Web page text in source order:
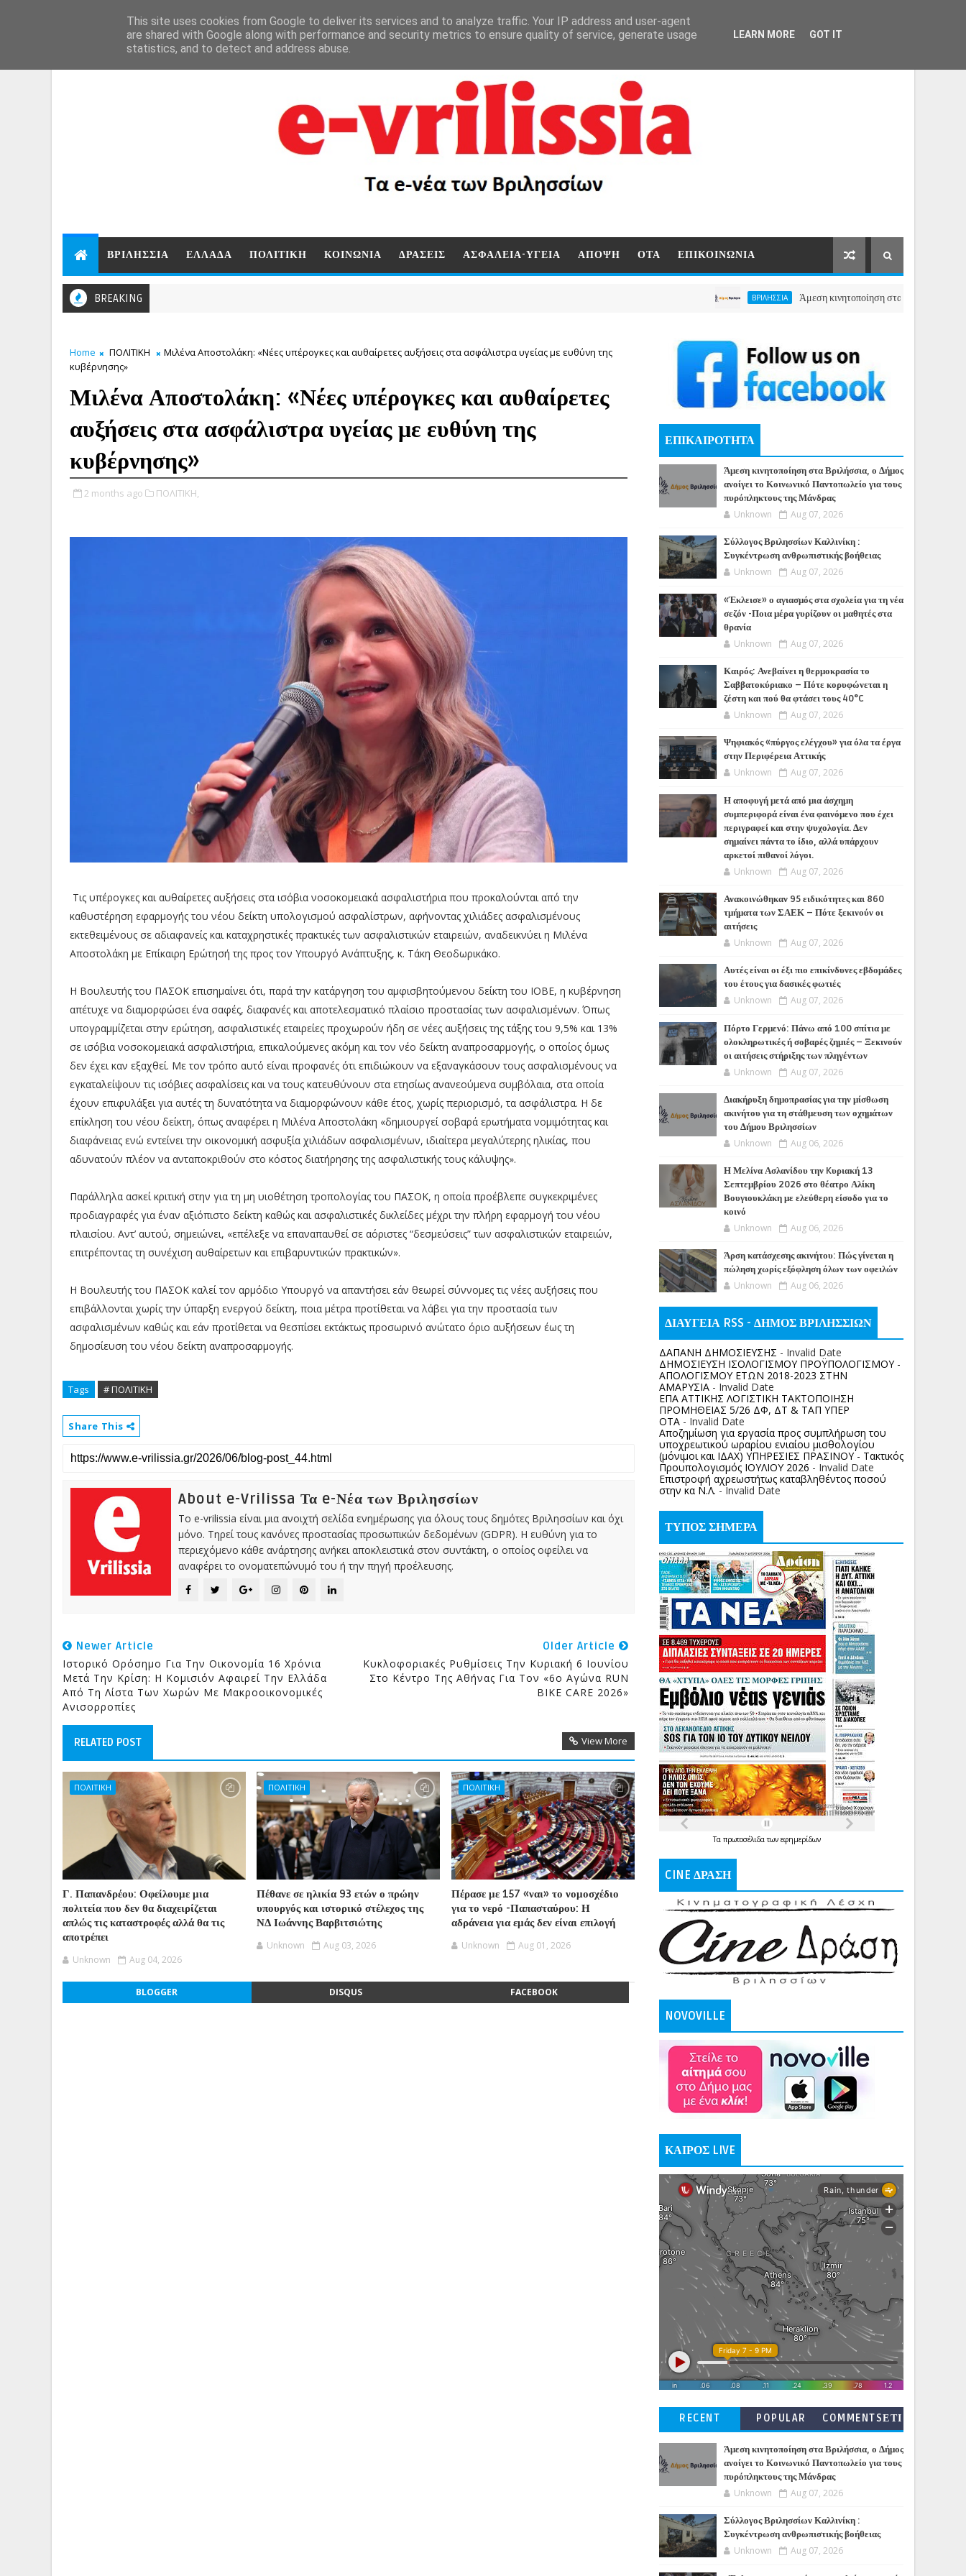
ΒΡΙΛΗΣΣΙΑ ΕΛΛΑΔΑ ΠΟΛΙΤΙΚΗ ΚΟΙΝΩΝΙΑ ΔΡΑΣΕΙΣ ΑΣΦΑΛΕΙΑ-ΥΓΕΙΑ ΑΠΟΨΗ ΟΤΑ ΕΠΙΚΟΙΝΩΝΙΑ
BREAKING ΒΡΙΛΗΣΣΙΑ Άμεση κινητοποίηση στα Βριλήσσια, ο Δήμος
Home ΠΟΛΙΤΙΚΗ
Μιλένα Αποστολάκη: «Νέες υπέρογκες και αυθαίρετες αυξήσεις στα ασφάλιστρα υγείας με ευθύνη της
κυβέρνησης»
Μιλένα Αποστολάκη: «Νέες υπέρογκες και αυθαίρετες
αυξήσεις στα ασφάλιστρα υγείας με ευθύνη της
κυβέρνησης»
2 months ago ΠΟΛΙΤΙΚΗ,
Τις υπέρογκες και αυθαίρετες αυξήσεις στα ισόβια νοσοκομειακά ασφαλιστήρια που προκαλούνται από την
καθυστέρηση εφαρμογής του νέου δείκτη υπολογισμού ασφαλίστρων, αφήνοντας χιλιάδες ασφαλισμένους
εκτεθειμένους σε αδιαφανείς και καταχρηστικές πρακτικές των ασφαλιστικών εταιρειών, αναδεικνύει η Μιλένα
Αποστολάκη με Επίκαιρη Ερώτησή της προς τον Υπουργό Ανάπτυξης, κ. Τάκη Θεοδωρικάκο.
Η Βουλευτής του ΠΑΣΟΚ επισημαίνει ότι, παρά την κατάργηση του αμφισβητούμενου δείκτη του ΙΟΒΕ, η κυβέρνηση
απέτυχε να διαμορφώσει ένα σαφές, διαφανές και αποτελεσματικό πλαίσιο προστασίας των ασφαλισμένων. Όπως
υπογραμμίζεται στην ερώτηση, ασφαλιστικές εταιρείες προχωρούν ήδη σε νέες αυξήσεις της τάξης του 9,5% και 13%
σε ισόβια νοσοκομειακά ασφαλιστήρια, επικαλούμενες ακόμη και τον νέο δείκτη αναπροσαρμογής, ο οποίος όμως
δεν έχει καν εξαχθεί. Με τον τρόπο αυτό είναι προφανές ότι επιδιώκουν να εξαναγκάσουν τους ασφαλισμένους να
εγκαταλείψουν τις ισόβιες ασφαλίσεις και να τους κατευθύνουν στα ετησίως ανανεούμενα συμβόλαια, στα οποία
έχουν επιφυλάξει για αυτές τη δυνατότητα να διαμορφώνουν κάθε έτος, χωρίς περιορισμό, τα ασφάλιστρα. Η δε
επίκληση του νέου δείκτη, όπως αναφέρει η Μιλένα Αποστολάκη «δημιουργεί σοβαρά ερωτήματα νομιμότητας και
διαφάνειας ενώ εντείνει την οικονομική ασφυξία χιλιάδων ασφαλισμένων, ιδιαίτερα μεγαλύτερης ηλικίας, που
αδυνατούν πλέον να ανταποκριθούν στο κόστος διατήρησης της ασφαλιστικής τους κάλυψης».
Παράλληλα ασκεί κριτική στην για τη μη υιοθέτηση τροπολογίας του ΠΑΣΟΚ, η οποία προέβλεπε συγκεκριμένες
προδιαγραφές για έναν αξιόπιστο δείκτη καθώς και ασφαλιστικές δικλείδες μέχρι την πλήρη εφαρμογή του νέου
πλαισίου. Αντ’ αυτού, σημειώνει, «επέλεξε να επαναπαυθεί σε αόριστες “δεσμεύσεις” των ασφαλιστικών εταιρειών,
επιτρέποντας τη συνέχιση αυθαίρετων και επιβαρυντικών πρακτικών».
Η Βουλευτής του ΠΑΣΟΚ καλεί τον αρμόδιο Υπουργό να απαντήσει εάν θεωρεί σύννομες τις νέες αυξήσεις που
επιβάλλονται χωρίς την ύπαρξη ενεργού δείκτη, ποια μέτρα προτίθεται να λάβει για την προστασία των
ασφαλισμένων καθώς και εάν προτίθεται να θεσπίσει εκτάκτως προσωρινό ανώτατο όριο αυξήσεων έως τη
δημοσίευση του νέου δείκτη αναπροσαρμογής.
Tags # ΠΟΛΙΤΙΚΗ
Share This
About e-Vrilissa Τα e-Νέα των Βριλησσίων
Το e-vrilissia είναι μια ανοιχτή σελίδα ενημέρωσης για όλους τους δημότες Βριλησσίων και όχι
μόνο. Τηρεί τους κανόνες προστασίας προσωπικών δεδομένων (GDPR). Η ευθύνη για το
περιεχόμενο κάθε ανάρτησης ανήκει αποκλειστικά στον συντάκτη, ο οποίος οφείλει να
αναφέρει το ονοματεπώνυμό του ή την πηγή προέλευσης.
Newer Article
Iστορικό Ορόσημο Για Την Οικονομία 16 Χρόνια
Μετά Την Κρίση: Η Κομισιόν Αφαιρεί Την Ελλάδα
Από Τη Λίστα Των Χωρών Με Μακροοικονομικές
Ανισορροπίες
Older Article
Kυκλοφοριακές Ρυθμίσεις Την Κυριακή 6 Ιουνίου
Στο Κέντρο Της Αθήνας Για Τον «6ο Αγώνα RUN
BIKE CARE 2026»
RELATED POST View More
ΠΟΛΙΤΙΚΗ
Γ. Παπανδρέου: Οφείλουμε μια
πολιτεία που δεν θα διαχειρίζεται
απλώς τις καταστροφές αλλά θα τις
αποτρέπει
Unknown Aug 04, 2026
ΠΟΛΙΤΙΚΗ
Πέθανε σε ηλικία 93 ετών ο πρώην
υπουργός και ιστορικό στέλεχος της
ΝΔ Ιωάννης Βαρβιτσιώτης
Unknown Aug 03, 2026
ΠΟΛΙΤΙΚΗ
Πέρασε με 157 «ναι» το νομοσχέδιο
για το νερό -Παπασταύρου: Η
αδράνεια για εμάς δεν είναι επιλογή
Unknown Aug 01, 2026
BLOGGER DISQUS FACEBOOK
ΕΠΙΚΑΙΡΟΤΗΤΑ
Άμεση κινητοποίηση στα Βριλήσσια, ο Δήμος
ανοίγει το Κοινωνικό Παντοπωλείο για τους
πυρόπληκτους της Μάνδρας
Unknown Aug 07, 2026
Σύλλογος Βριλησσίων Καλλινίκη :
Συγκέντρωση ανθρωπιστικής βοήθειας
Unknown Aug 07, 2026
«Έκλεισε» ο αγιασμός στα σχολεία για τη νέα
σεζόν -Ποια μέρα γυρίζουν οι μαθητές στα
θρανία
Unknown Aug 07, 2026
Καιρός: Ανεβαίνει η θερμοκρασία το
Σαββατοκύριακο – Πότε κορυφώνεται η
ζέστη και πού θα φτάσει τους 40°C
Unknown Aug 07, 2026
Ψηφιακός «πύργος ελέγχου» για όλα τα έργα
στην Περιφέρεια Αττικής
Unknown Aug 07, 2026
Η αποφυγή μετά από μια άσχημη
συμπεριφορά είναι ένα φαινόμενο που έχει
περιγραφεί και στην ψυχολογία. Δεν
σημαίνει πάντα το ίδιο, αλλά υπάρχουν
αρκετοί πιθανοί λόγοι.
Unknown Aug 07, 2026
Ανακοινώθηκαν 95 ειδικότητες και 860
τμήματα των ΣΑΕΚ – Πότε ξεκινούν οι
αιτήσεις
Unknown Aug 07, 2026
Αυτές είναι οι έξι πιο επικίνδυνες εβδομάδες
του έτους για δασικές φωτιές
Unknown Aug 07, 2026
Πόρτο Γερμενό: Πάνω από 100 σπίτια με
ολοκληρωτικές ή σοβαρές ζημιές – Ξεκινούν
οι αιτήσεις στήριξης των πληγέντων
Unknown Aug 07, 2026
Διακήρυξη δημοπρασίας για την μίσθωση
ακινήτου για τη στάθμευση των οχημάτων
του Δήμου Βριλησσίων
Unknown Aug 06, 2026
Η Μελίνα Ασλανίδου την Kυριακή 13
Σεπτεμβρίου 2026 στο θέατρο Αλίκη
Βουγιουκλάκη με ελεύθερη είσοδο για το
κοινό
Unknown Aug 06, 2026
Άρση κατάσχεσης ακινήτου: Πώς γίνεται η
πώληση χωρίς εξόφληση όλων των οφειλών
Unknown Aug 06, 2026
ΔΙΑΥΓΕΙΑ RSS - ΔΗΜΟΣ ΒΡΙΛΗΣΣΙΩΝ
ΔΑΠΑΝΗ ΔΗΜΟΣΙΕΥΣΗΣ - Invalid Date
ΔΗΜΟΣΙΕΥΣΗ ΙΣΟΛΟΓΙΣΜΟΥ ΠΡΟΫΠΟΛΟΓΙΣΜΟΥ -
ΑΠΟΛΟΓΙΣΜΟΥ ΕΤΩΝ 2018-2023 ΣΤΗΝ
ΑΜΑΡΥΣΙΑ - Invalid Date
ΕΠΑ ΑΤΤΙΚΗΣ ΛΟΓΙΣΤΙΚΗ ΤΑΚΤΟΠΟΙΗΣΗ
ΠΡΟΜΗΘΕΙΑΣ 5/26 ΔΦ, ΔΤ & ΤΑΠ ΥΠΕΡ
ΟΤΑ - Invalid Date
Αποζημίωση για εργασία προς συμπλήρωση του
υποχρεωτικού ωραρίου ενιαίου μισθολογίου
(μόνιμοι και ΙΔΑΧ) ΥΠΗΡΕΣΙΕΣ ΠΡΑΣΙΝΟΥ - Τακτικός
Προυπολογισμός ΙΟΥΛΙΟΥ 2026 - Invalid Date
Επιστροφή αχρεωστήτως καταβληθέντος ποσoύ
στην κα Ν.Λ. - Invalid Date
ΤΥΠΟΣ ΣΗΜΕΡΑ
Τα πρωτοσέλιδατων εφημερίδων
CINE ΔΡΑΣΗ
NOVOVILLE
ΚΑΙΡΟΣ LIVE
RECENT POPULAR
COMMENTSΕΤΙ
Άμεση κινητοποίηση στα Βριλήσσια, ο Δήμος
ανοίγει το Κοινωνικό Παντοπωλείο για τους
πυρόπληκτους της Μάνδρας
Unknown Aug 07, 2026
Σύλλογος Βριλησσίων Καλλινίκη :
Συγκέντρωση ανθρωπιστικής βοήθειας
Unknown Aug 07, 2026
This site uses cookies from Google to deliver its services and to analyze traffic. Your IP address and user-agent
are shared with Google along with performance and security metrics to ensure quality of service, generate usage
statistics, and to detect and address abuse.
LEARN MORE GOT IT